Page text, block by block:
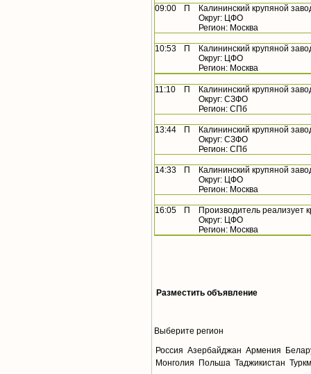
09:00 П
Калининский крупяной
Округ: ЦФО
Регион: Москва
10:53 П
Калининский крупяной
Округ: ЦФО
Регион: Москва
11:10 П
Калининский крупяной
Округ: СЗФО
Регион: СПб
13:44 П
Калининский крупяной
Округ: СЗФО
Регион: СПб
14:33 П
Калининский крупяной
Округ: ЦФО
Регион: Москва
16:05 П
Производитель
Округ: ЦФО
Регион: Москва
Разместить объявление
Выберите регион
Россия Азербайджан Армения
Монголия
Польша Таджикистан